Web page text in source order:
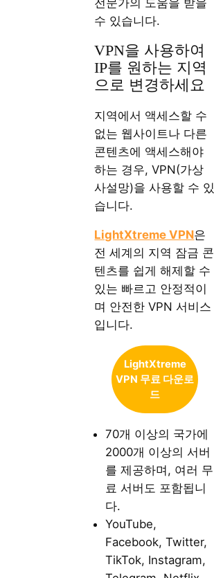
수 있습니다.
VPN을 사용하여
IP를 원하는 지역
으로 변경하세요
지역에서 액세스할 수
없는 웹사이트나 다른
콘텐츠에 액세스해야
하는 경우, VPN(가상
사설망)을 사용할 수 있
습니다.
LightXtreme VPN은
전 세계의 지역 잠금 콘
텐츠를 쉽게 해제할 수
있는 빠르고 안정적이
며 안전한 VPN 서비스
입니다.
LightXtreme
VPN 무료 다운로
드
70개 이상의 국가에
2000개 이상의 서버
를 제공하며, 여러 무
료 서버도 포함됩니
다.
YouTube,
Facebook, Twitter,
TikTok, Instagram,